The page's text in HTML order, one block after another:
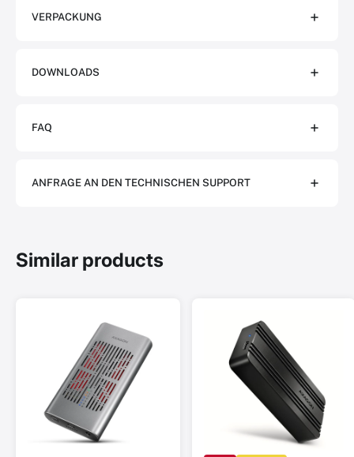
VERPACKUNG
DOWNLOADS
FAQ
ANFRAGE AN DEN TECHNISCHEN SUPPORT
Similar products